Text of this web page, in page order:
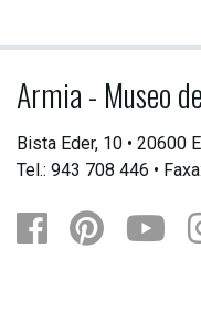
Armia - Museo
Bista Eder, 10 • 20600
Tel.: 943 708 446 •